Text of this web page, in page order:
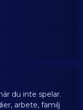
du inte spelar.
arbete, familj